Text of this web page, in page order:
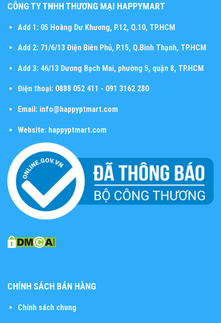
CÔNG TY TNHH THƯƠNG MẠI HAPPYMART
Add 1:05 Hoàng Dư Khương, P.12, Q.10, TP.HCM
Add 2:71/6/13 Điện Biên Phủ, P.15, Q.Bình Thạnh, TP.HCM
Add 3:46/13 Dương Bạch Mai, phường 5, quận 8, TP.HCM
Điện thoại:0888 052 411 - 091 3162 280
Email:info@happyptmart.com
Website: happyptmart.com
CHÍNH SÁCH BÁN HÀNG
Chính sách chung